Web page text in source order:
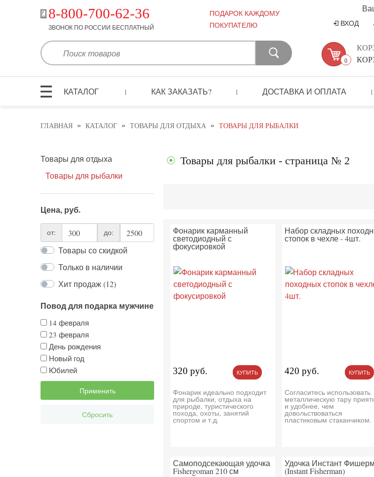
8-800-700-62-36
ЗВОНОК ПО РОССИИ БЕСПЛАТНЫЙ
ПОДАРОК КАЖДОМУ
ПОКУПАТЕЛЮ
ВХОД
0
КАТАЛОГ | КАК ЗАКАЗАТЬ? | ДОСТАВКА И ОПЛАТА |
ГЛАВНАЯ » КАТАЛОГ » ТОВАРЫ ДЛЯ ОТДЫХА » ТОВАРЫ ДЛЯ РЫБАЛКИ
Товары для отдыха
Товары для рыбалки
Цена, руб.
от: до:
Товары со скидкой
Только в наличии
Хит продаж (12)
Повод для подарка мужчине
14 февраля
23 февраля
День рождения
Новый год
Юбилей
Применить
Сбросить
Товары для рыбалки - страница № 2
Фонарик карманный
светодиодный с
фокусировкой
320 руб. КУПИТЬ
Фонарик идеально подходит
для рыбалки, отдыха на
природе, туристического
похода, охоты, занятий
спортом и т.д.
Набор складных
стопок в чехле - 4шт.
420 руб. КУПИТЬ
Согласитесь использовать
металлическую тару
и удобнее, чем
довольствоваться
пластиковым стаканчиком.
Самоподсекающая удочка
Fishergoman 210 см
Удочка Инстант
(Instant Fisherman)